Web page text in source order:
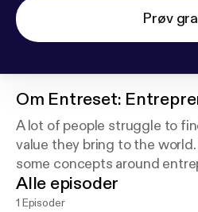
Prøv
Om Entreset:
A lot of people struggle to
value they bring to the
some concepts around
literacy, how to be a digital
mindset that goes with it.
Alle episoder
1 Episoder